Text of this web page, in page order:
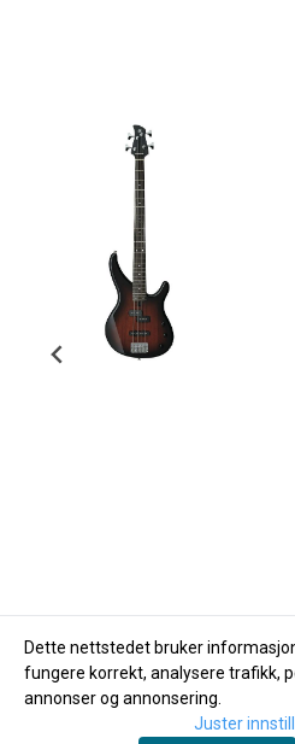
Yamaha
Yamaha TRBX174
Dette nettstedet bruker
fungere korrekt, analysere trafikk,
annonser og annonsering.
Juster